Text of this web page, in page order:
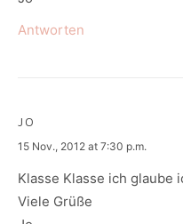
Antworten
JO
says:
15 Nov., 2012 at 7:30 p.m.
Klasse Klasse ich glaube
Viele Grüße